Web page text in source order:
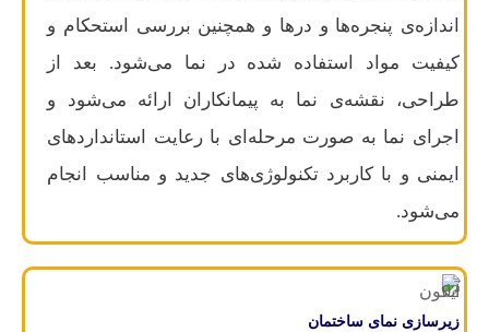
اندازه‌ی پنجره‌ها و درها و همچنین بررسی استحکام و
کیفیت مواد استفاده شده در نما می‌شود. بعد از
طراحی، نقشه‌ی نما به پیمانکاران ارائه می‌شود و
اجرای نما به صورت مرحله‌ای با رعایت استانداردهای
ایمنی و با کاربرد تکنولوژی‌های جدید و مناسب انجام
می‌شود.
زیرسازی نمای ساختمان